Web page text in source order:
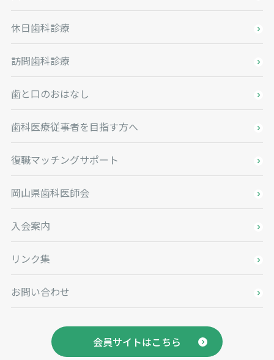
休日歯科診療
訪問歯科診療
歯と口のおはなし
歯科医療従事者を目指す方へ
復職マッチングサポート
岡山県歯科医師会
入会案内
リンク集
お問い合わせ
会員サイトはこちら